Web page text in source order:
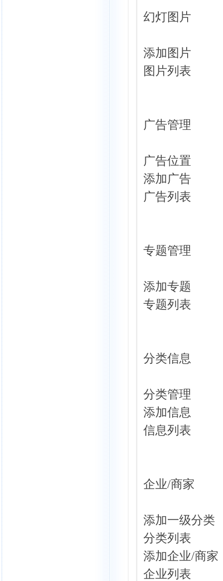
幻灯图片
添加图片
图片列表
广告管理
广告位置
添加广告
广告列表
专题管理
添加专题
专题列表
分类信息
分类管理
添加信息
信息列表
企业/商家
添加一级分类
分类列表
添加企业/商家
企业列表